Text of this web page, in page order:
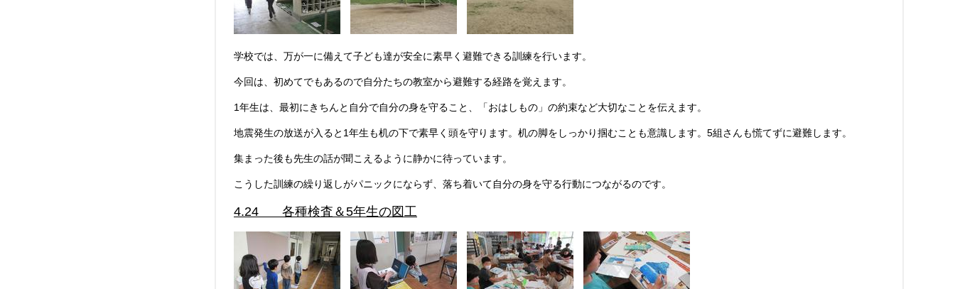
学校では、万が一に備えて子ども達が安全に素早く避難できる訓練を行います。
今回は、初めてでもあるので自分たちの教室から避難する経路を覚えます。
1年生は、最初にきちんと自分で自分の身を守ること、「おはしもの」の約束など大切なことを伝えます。
地震発生の放送が入ると1年生も机の下で素早く頭を守ります。机の脚をしっかり掴むことも意識します。5組さんも慌てずに避難します。
集まった後も先生の話が聞こえるように静かに待っています。
こうした訓練の繰り返しがパニックにならず、落ち着いて自分の身を守る行動につながるのです。
4.24 各種検査＆5年生の図工